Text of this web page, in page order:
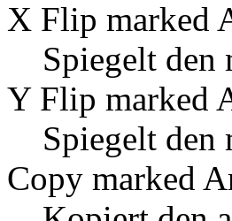
X Flip marked
Spiegelt den
Y Flip marked
Spiegelt
Copy marked